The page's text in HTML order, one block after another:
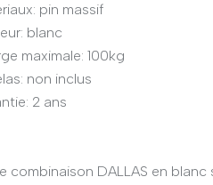
pin massif
blanc
maximale: 100kg
non inclus
2 ans
combinaison DALLAS en